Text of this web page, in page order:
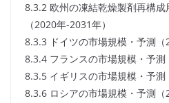
8.3.2 欧州の凍結乾燥製剤再構成
（2020年-2031年）
8.3.3 ドイツの市場規模・予測（
8.3.4 フランスの市場規模・予測
8.3.5 イギリスの市場規模・予測
8.3.6 ロシアの市場規模・予測（